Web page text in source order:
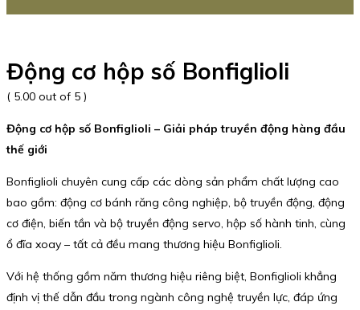
Động cơ hộp số Bonfiglioli
( 5.00 out of 5 )
Động cơ hộp số Bonfiglioli – Giải pháp truyền động hàng đầu
thế giới
Bonfiglioli chuyên cung cấp các dòng sản phẩm chất lượng cao
bao gồm: động cơ bánh răng công nghiệp, bộ truyền động, động
cơ điện, biến tần và bộ truyền động servo, hộp số hành tinh, cùng
ổ đĩa xoay – tất cả đều mang thương hiệu Bonfiglioli.
Với hệ thống gồm năm thương hiệu riêng biệt, Bonfiglioli khẳng
định vị thế dẫn đầu trong ngành công nghệ truyền lực, đáp ứng